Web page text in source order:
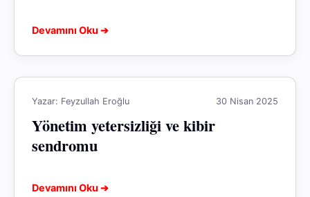
Devamını Oku ➔
Yazar: Feyzullah Eroğlu 30 Nisan 2025
Yönetim yetersizliği ve kibir
sendromu
Devamını Oku ➔